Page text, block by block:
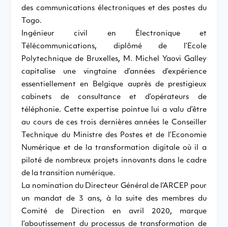
des communications électroniques et des postes du
Togo.
Ingénieur civil en Électronique et
Télécommunications, diplômé de l’Ecole
Polytechnique de Bruxelles, M. Michel Yaovi Galley
capitalise une vingtaine d’années d’expérience
essentiellement en Belgique auprès de prestigieux
cabinets de consultance et d’opérateurs de
téléphonie. Cette expertise pointue lui a valu d’être
au cours de ces trois dernières années le Conseiller
Technique du Ministre des Postes et de l’Economie
Numérique et de la transformation digitale où il a
piloté de nombreux projets innovants dans le cadre
de la transition numérique.
La nomination du Directeur Général de l’ARCEP pour
un mandat de 3 ans, à la suite des membres du
Comité de Direction en avril 2020, marque
l’aboutissement du processus de transformation de